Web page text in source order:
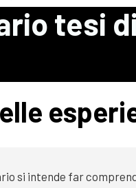
tesi
si intende far